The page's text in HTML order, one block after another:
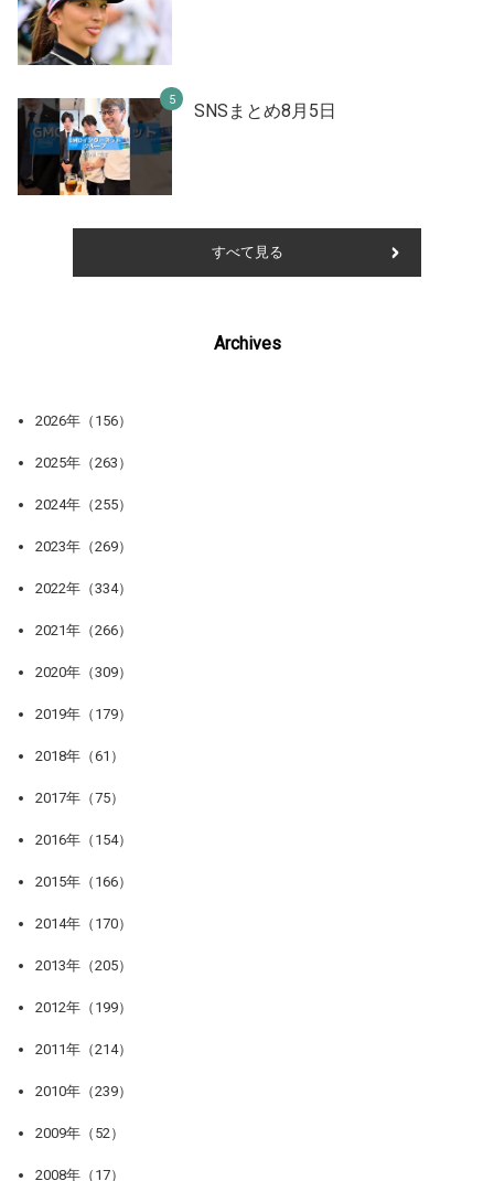
SNSまとめ8月5日
すべて見る
Archives
2026年（156）
2025年（263）
2024年（255）
2023年（269）
2022年（334）
2021年（266）
2020年（309）
2019年（179）
2018年（61）
2017年（75）
2016年（154）
2015年（166）
2014年（170）
2013年（205）
2012年（199）
2011年（214）
2010年（239）
2009年（52）
2008年（17）